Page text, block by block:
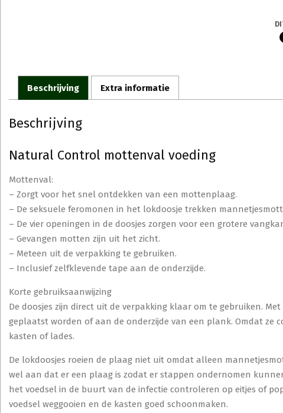
Beschrijving Extra informatie
Beschrijving
Natural Control mottenval voeding
Mottenval:
– Zorgt voor het snel ontdekken van een mottenplaag.
– De seksuele feromonen in het lokdoosje trekken
– De vier openingen in de doosjes zorgen voor een grotere
– Gevangen motten zijn uit het zicht.
– Meteen uit de verpakking te gebruiken.
– Inclusief zelfklevende tape aan de onderzijde.
Korte gebruiksaanwijzing
De doosjes zijn direct uit de verpakking klaar om te gebruiken.
geplaatst worden of aan de onderzijde van een plank. Omdat ze
kasten of lades.
De lokdoosjes roeien de plaag niet uit omdat alleen
wel aan dat er een plaag is zodat er stappen ondernomen
het voedsel in de buurt van de infectie controleren op eitjes of
voedsel weggooien en de kasten goed schoonmaken.